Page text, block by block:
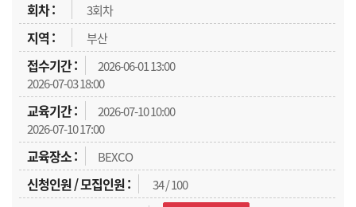
3회차
부산
2026-06-01 13:00
2026-07-03 18:00
2026-07-10 10:00
2026-07-10 17:00
BEXCO
34 / 100